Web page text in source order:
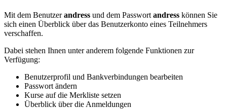
Mit dem Benutzerandress und dem Passwort andress können Sie
sich einen Überblick über das Benutzerkonto eines Teilnehmers
verschaffen.
Dabei stehen Ihnen unter anderem folgende Funktionen zur
Verfügung:
Benutzerprofil und Bankverbindungen bearbeiten
Passwort ändern
Kurse auf die Merkliste setzen
Überblick über die Anmeldungen